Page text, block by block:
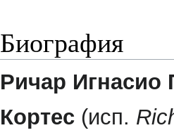
Биография
Ричар Игнасио
Кортес (исп.